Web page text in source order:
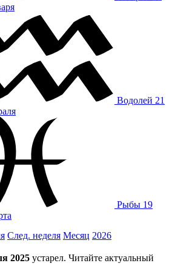
Водолей 21
Рыбы 19
След. неделя Месяц 2026
2025 устарел. Читайте актуальный